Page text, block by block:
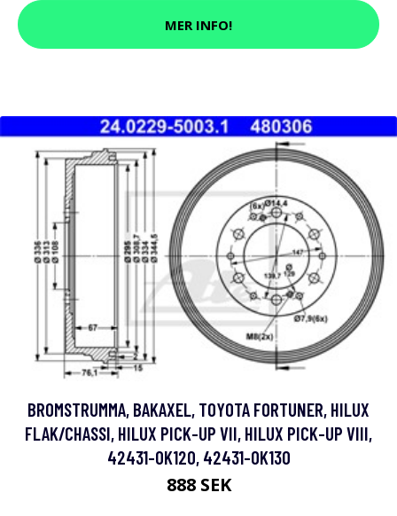
MER INFO!
BROMSTRUMMA, BAKAXEL, TOYOTA FORTUNER, HILUX
FLAK/CHASSI, HILUX PICK-UP VII, HILUX PICK-UP VIII,
42431-0K120, 42431-0K130
888 SEK